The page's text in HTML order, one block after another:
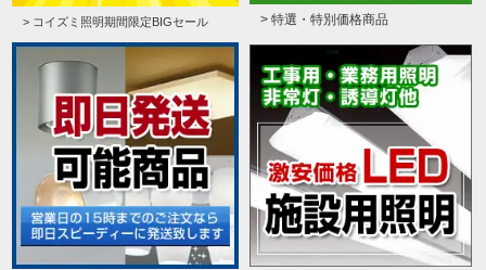
> コイズミ照明期間限定BIGセール > 特選・特別価格商品